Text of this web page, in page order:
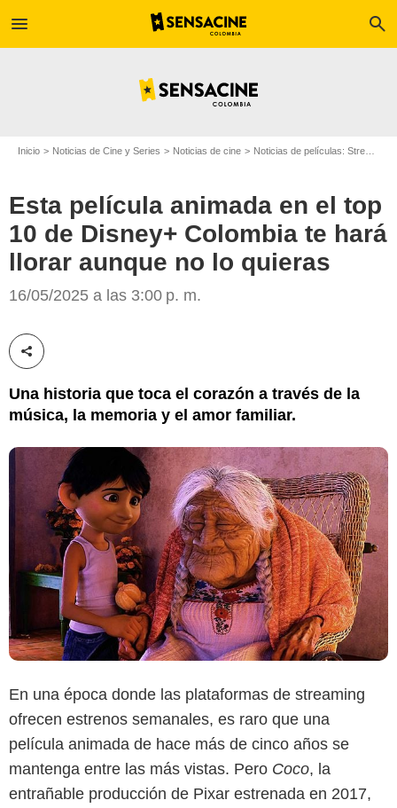
menu search
Inicio Noticias de Cine y Series Noticias de cine Noticias de películas: Streaming
Esta película animada en el top
10 de Disney+ Colombia te hará
llorar aunque no lo quieras
16/05/2025 a las 3:00 p. m.
Compartir esta noticia
Una historia que toca el corazón a través de la
música, la memoria y el amor familiar.
Disney+
En una época donde las plataformas de streaming
ofrecen estrenos semanales, es raro que una
película animada de hace más de cinco años se
mantenga entre las más vistas. Pero Coco, la
entrañable producción de Pixar estrenada en 2017,
Disney+